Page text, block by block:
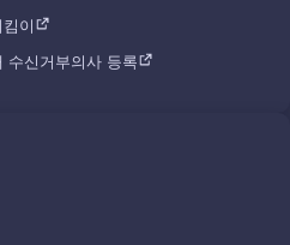
이
수신거부의사 등록